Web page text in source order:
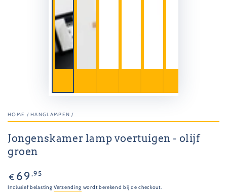
HOME / HANGLAMPEN /
Jongenskamer lamp voertuigen - olijf
groen
Normale
prijs
€ 69 ,95
Inclusief belasting Verzending wordt berekend bij de checkout.